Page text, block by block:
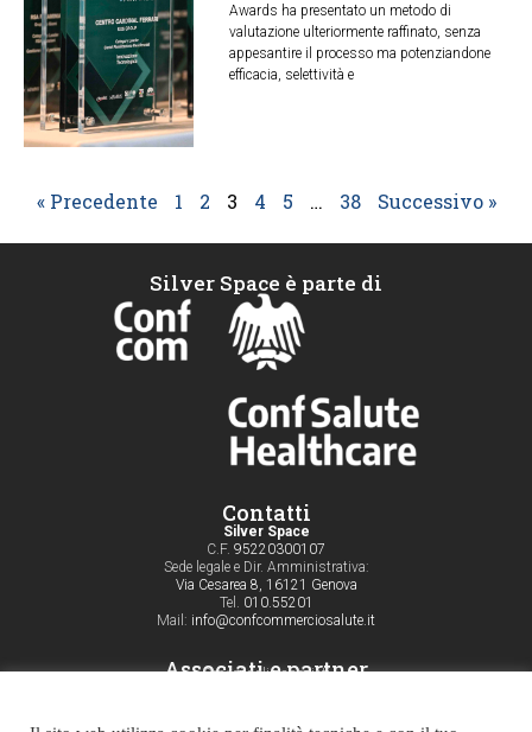
Awards ha presentato un metodo di
valutazione ulteriormente raffinato, senza
appesantire il processo ma potenziandone
efficacia, selettività e
« Precedente 1 2 3 4 5 … 38 Successivo »
Silver Space è parte di
Contatti
Silver Space
C.F. 95220300107
Sede legale e Dir. Amministrativa:
Via Cesarea 8, 16121 Genova
Tel.
010.55201
Mail: info@confcommerciosalute.it
Associati e partner
Servizi agli associati
Notizie
News